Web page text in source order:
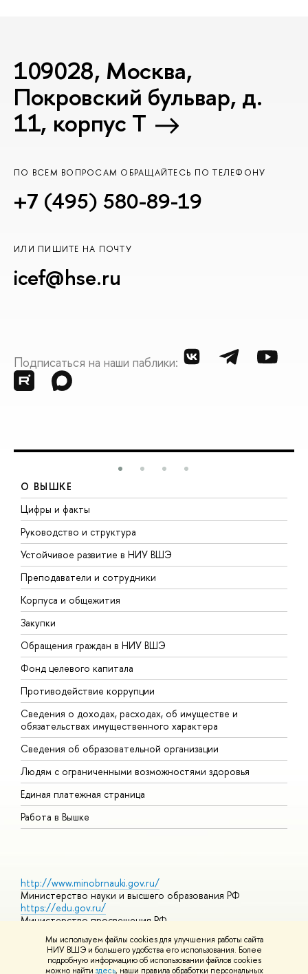
Мы используем файлы cookies для улучшения работы сайта
НИУ ВШЭ и большего удобства его использования. Более
подробную информацию об использовании файлов cookies
можно найти здесь, наши правила обработки персональных
109028, Москва,
Покровский бульвар, д.
11, корпус T
ПО ВСЕМ ВОПРОСАМ ОБРАЩАЙТЕСЬ ПО ТЕЛЕФОНУ
+7 (495) 580-89-19
ИЛИ ПИШИТЕ НА ПОЧТУ
icef@hse.ru
Подписаться на наши паблики:
О ВЫШКЕ
Цифры и факты
Руководство и структура
Устойчивое развитие в НИУ ВШЭ
Преподаватели и сотрудники
Корпуса и общежития
Закупки
Обращения граждан в НИУ ВШЭ
Фонд целевого капитала
Противодействие коррупции
Сведения о доходах, расходах, об имуществе и
обязательствах имущественного характера
Сведения об образовательной организации
Людям с ограниченными возможностями здоровья
Единая платежная страница
Работа в Вышке
http://www.minobrnauki.gov.ru/
Министерство науки и высшего образования РФ
https://edu.gov.ru/
Министерство просвещения РФ
https://elearning.hse.ru/mooc
Массовые открытые онлайн-курсы